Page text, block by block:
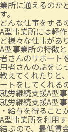
業所に通えるのか
す。
どんな仕事をする
A型事業所には軽
ど様々な仕事があ
A型事業所の特徴
者さんのサポート
用者さんの話をじ
教えてくれたりと
ートをしてくれる
就労継続支援A型
就労継続支援A型
・給与を得ること
A型事業所を利用
結ぶので、最低賃